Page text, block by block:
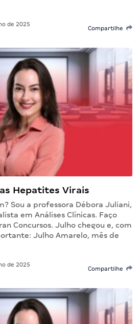
de 2025
Compartilhe
Hepatites Virais
Sou a professora Débora Juliani,
em Análises Clínicas. Faço
Concursos. Julho chegou e, com
Julho Amarelo, mês de
de 2025
Compartilhe